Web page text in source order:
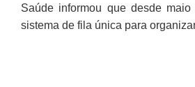
Saúde informou que desde
sistema de fila única para